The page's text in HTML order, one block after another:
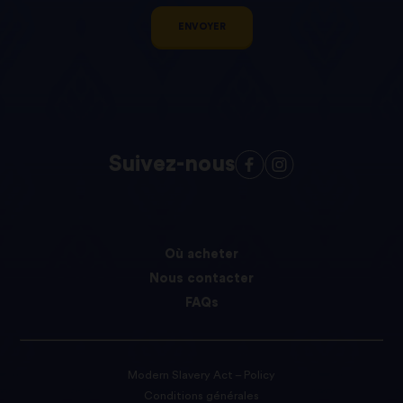
ENVOYER
Suivez-nous
Où acheter
Nous contacter
FAQs
Modern Slavery Act – Policy
Conditions générales